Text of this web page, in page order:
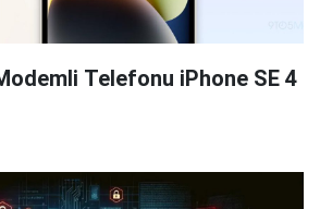
Telefonu iPhone SE 4